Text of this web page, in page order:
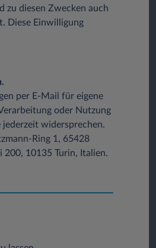
zu diesen Zwecken auch
Diese Einwilligung
per E-Mail für eigene
oder Nutzung
widersprechen.
Ring 1, 65428
200, 10135 Turin, Italien.